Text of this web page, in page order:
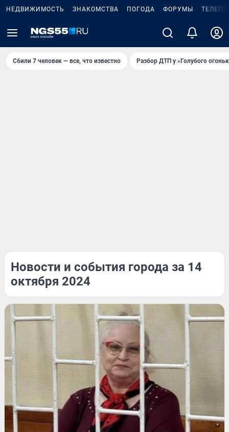
НЕДВИЖИМОСТЬ ЗНАКОМСТВА ПОГОДА ФОРУМЫ
Сбили 7 человек — все, что известно Разбор ДТП у «Голубого
Новости и события города за 14
октября 2024